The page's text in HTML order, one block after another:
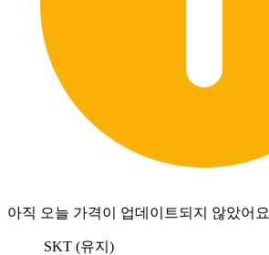
아직 오늘 가격이 업데이트되지 않았어요
SKT (유지)